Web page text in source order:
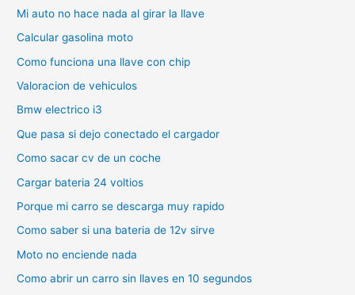
Mi auto no hace nada al girar la llave
Calcular gasolina moto
Como funciona una llave con chip
Valoracion de vehiculos
Bmw electrico i3
Que pasa si dejo conectado el cargador
Como sacar cv de un coche
Cargar bateria 24 voltios
Porque mi carro se descarga muy rapido
Como saber si una bateria de 12v sirve
Moto no enciende nada
Como abrir un carro sin llaves en 10 segundos